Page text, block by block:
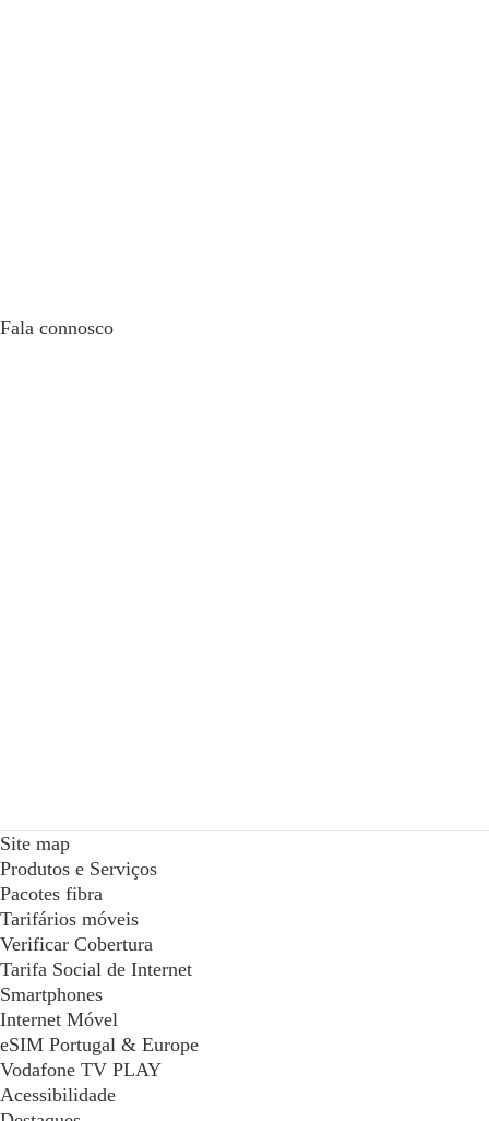
Fala connosco
Site map
Produtos e Serviços
Pacotes fibra
Tarifários móveis
Verificar Cobertura
Tarifa Social de Internet
Smartphones
Internet Móvel
eSIM Portugal & Europe
Vodafone TV PLAY
Acessibilidade